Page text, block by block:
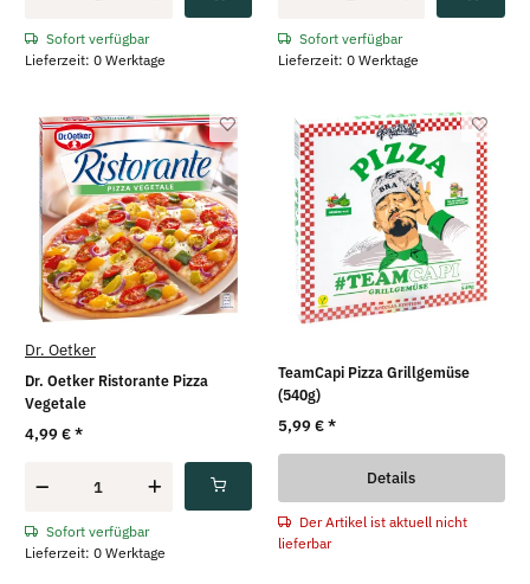
Sofort verfügbar
Lieferzeit: 0 Werktage
Sofort verfügbar
Lieferzeit: 0 Werktage
Dr. Oetker
Dr. Oetker Ristorante Pizza
Vegetale
4,99 €*
Sofort verfügbar
Lieferzeit: 0 Werktage
TeamCapi Pizza Grillgemüse
(540g)
5,99 €*
Details
Der Artikel ist aktuell nicht
lieferbar